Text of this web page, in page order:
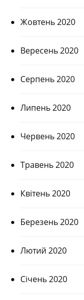
Жовтень 2020
Вересень 2020
Серпень 2020
Липень 2020
Червень 2020
Травень 2020
Квітень 2020
Березень 2020
Лютий 2020
Січень 2020